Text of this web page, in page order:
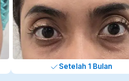
Setelah 1 Bulan